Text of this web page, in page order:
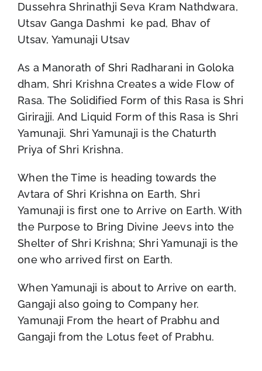
Dussehra Shrinathji Seva Kram Nathdwara,
Utsav Ganga Dashmi ke pad, Bhav of
Utsav, Yamunaji Utsav
As a Manorath of Shri Radharani in Goloka
dham, Shri Krishna Creates a wide Flow of
Rasa. The Solidified Form of this Rasa is Shri
Girirajji. And Liquid Form of this Rasa is Shri
Yamunaji. Shri Yamunaji is the Chaturth
Priya of Shri Krishna.
When the Time is heading towards the
Avtara of Shri Krishna on Earth, Shri
Yamunaji is first one to Arrive on Earth. With
the Purpose to Bring Divine Jeevs into the
Shelter of Shri Krishna; Shri Yamunaji is the
one who arrived first on Earth.
When Yamunaji is about to Arrive on earth,
Gangaji also going to Company her.
Yamunaji From the heart of Prabhu and
Gangaji from the Lotus feet of Prabhu.